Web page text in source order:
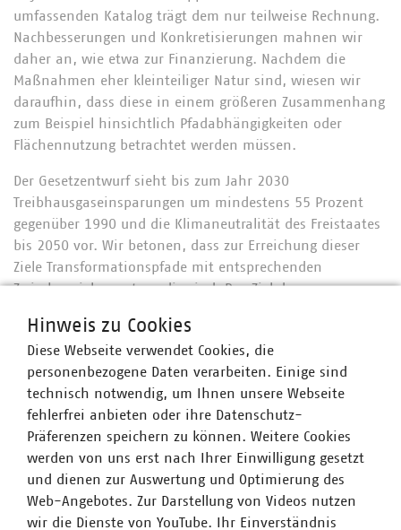
umfassenden Katalog trägt dem nur teilweise Rechnung.
Nachbesserungen und Konkretisierungen mahnen wir
daher an, wie etwa zur Finanzierung. Nachdem die
Maßnahmen eher kleinteiliger Natur sind, wiesen wir
daraufhin, dass diese in einem größeren Zusammenhang
zum Beispiel hinsichtlich Pfadabhängigkeiten oder
Flächennutzung betrachtet werden müssen.
Der Gesetzentwurf sieht bis zum Jahr 2030
Treibhausgaseinsparungen um mindestens 55 Prozent
gegenüber 1990 und die Klimaneutralität des Freistaates
bis 2050 vor. Wir betonen, dass zur Erreichung dieser
Ziele Transformationspfade mit entsprechenden
Zwischenzielen notwendig sind. Das Ziel der
vorliegenden “European Green Deal” - in erster Linie
durch Einsparungen zu erreichen. Die Möglichkeit der
Kompensation etwa durch die Wiederaufforstung muss
unvermeidbaren Emissionen oder als Ersatz sehr teurer
Vermeidungswegen vorbehalten bleiben.
Unsere kommunalen Unternehmen nehmen seit Jahren
eine Vorreiterrolle beim Thema Klimaschutz in den
bayerischen Kommunen ein. Damit dies so bleibt, geben
Sie uns gerne Bescheid, falls es Ihrerseits Rückfragen gibt
Hinweis zu Cookies
Diese Webseite verwendet Cookies, die
personenbezogene Daten verarbeiten. Einige sind
technisch notwendig, um Ihnen unsere Webseite
fehlerfrei anbieten oder ihre Datenschutz-
Präferenzen speichern zu können. Weitere Cookies
werden von uns erst nach Ihrer Einwilligung gesetzt
und dienen zur Auswertung und Optimierung des
Web-Angebotes. Zur Darstellung von Videos nutzen
wir die Dienste von YouTube. Ihr Einverständnis